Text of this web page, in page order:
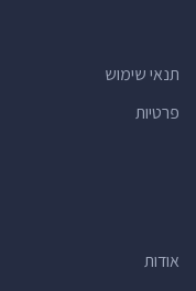
תנאי שימוש
פרטיות
אודות